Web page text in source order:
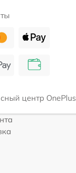
центр OnePlus